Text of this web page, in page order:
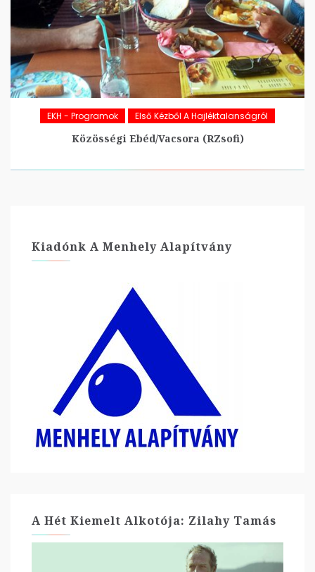
EKH - Programok Első Kézből A Hajléktalanságról
Közösségi Ebéd/Vacsora (RZsofi)
Kiadónk A Menhely Alapítvány
A Hét Kiemelt Alkotója: Zilahy Tamás